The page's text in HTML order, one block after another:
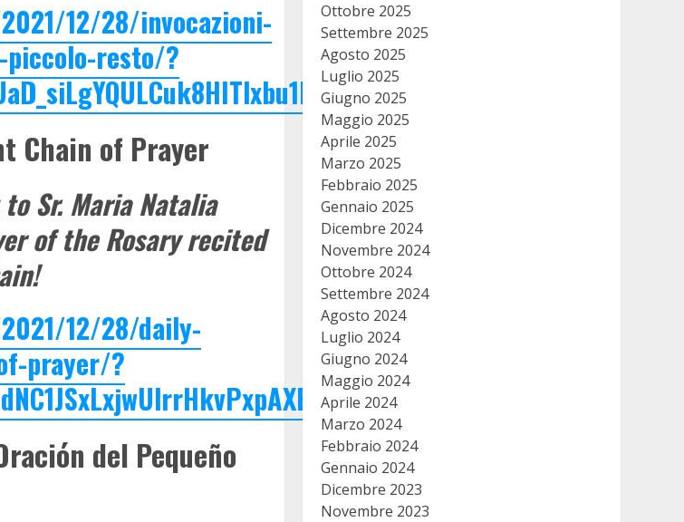
12/28/invocazioni-
piccolo-resto/?
Chain of Prayer
Sr. Maria Natalia
of the Rosary recited
12/28/daily-
prayer/?
del Pequeño
Ottobre 2025
Settembre 2025
Agosto 2025
Luglio 2025
Giugno 2025
Maggio 2025
Aprile 2025
Marzo 2025
Febbraio 2025
Gennaio 2025
Dicembre 2024
Novembre 2024
Ottobre 2024
Settembre 2024
Agosto 2024
Luglio 2024
Giugno 2024
Maggio 2024
Aprile 2024
Marzo 2024
Febbraio 2024
Gennaio 2024
Dicembre 2023
Novembre 2023